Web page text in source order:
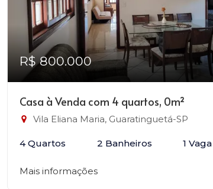
R$ 800.000
Casa à Venda com 4 quartos, 0m²
Vila Eliana Maria, Guaratinguetá-SP
4 Quartos 2 Banheiros 1 Vaga
Mais informações